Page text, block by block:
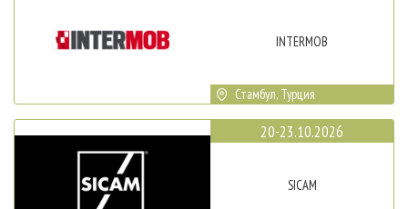
INTERMOB
Стамбул, Турция
20-23.10.2026
SICAM